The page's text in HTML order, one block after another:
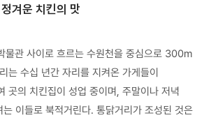
겨운 치킨의 맛
물관 사이로 흐르는 수원천을 중심으로 300m
는 수십 년간 자리를 지켜온 가게들이
곳의 치킨집이 성업 중이며, 주말이나 저녁
는 이들로 북적거린다. 통닭거리가 조성된 것은